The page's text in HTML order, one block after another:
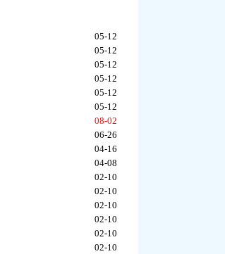
05-12
05-12
05-12
05-12
05-12
05-12
08-02
06-26
04-16
04-08
02-10
02-10
02-10
02-10
02-10
02-10